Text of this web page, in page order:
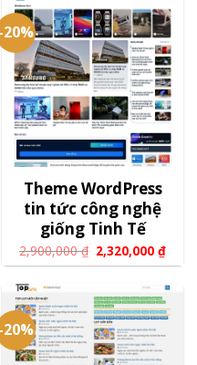
-20%
Theme WordPress
tin tức công nghệ
giống Tinh Tế
2,900,000₫ 2,320,000₫
-20%